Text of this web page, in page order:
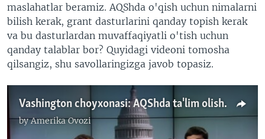
maslahatlar beramiz. AQShda o'qish uchun nimalarni
bilish kerak, grant dasturlarini qanday topish kerak
va bu dasturlardan muvaffaqiyatli o'tish uchun
qanday talablar bor? Quyidagi videoni tomosha
qilsangiz, shu savollaringizga javob topasiz.
Vashington choyxonasi: AQShda ta'lim olish imkoniyatlari
byAmerika Ovozi